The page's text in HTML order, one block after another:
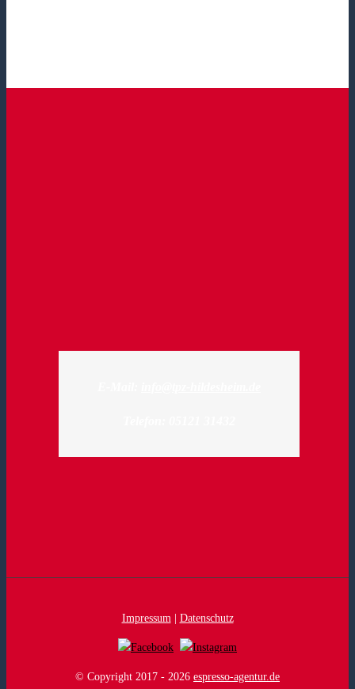
Impressum| Datenschutz
© Copyright 2017 - 2026 espresso-agentur.de